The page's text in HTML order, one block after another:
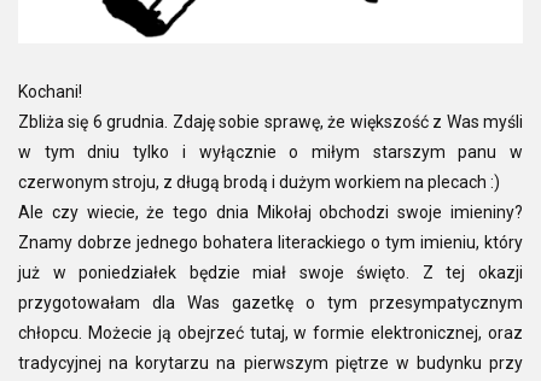
Kochani!
Zbliża się 6 grudnia. Zdaję sobie sprawę, że większość z Was myśli
w tym dniu tylko i wyłącznie o miłym starszym panu w
czerwonym stroju, z długą brodą i dużym workiem na plecach :)
Ale czy wiecie, że tego dnia Mikołaj obchodzi swoje imieniny?
Znamy dobrze jednego bohatera literackiego o tym imieniu, który
już w poniedziałek będzie miał swoje święto. Z tej okazji
przygotowałam dla Was gazetkę o tym przesympatycznym
chłopcu. Możecie ją obejrzeć tutaj, w formie elektronicznej, oraz
tradycyjnej na korytarzu na pierwszym piętrze w budynku przy